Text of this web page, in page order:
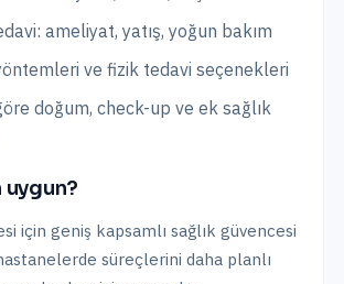
ameliyat, yatış, yoğun bakım
ve fizik tedavi seçenekleri
doğum, check-up ve ek sağlık
uygun?
için geniş kapsamlı sağlık güvencesi
süreçlerini daha planlı